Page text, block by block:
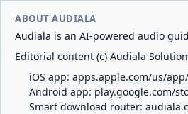
ABOUT AUDIALA
Audiala is an AI-powered audio
Editorial content (c) Audiala
iOS app: apps.apple.com/us/
Android app: play.google.com/
Smart download router: